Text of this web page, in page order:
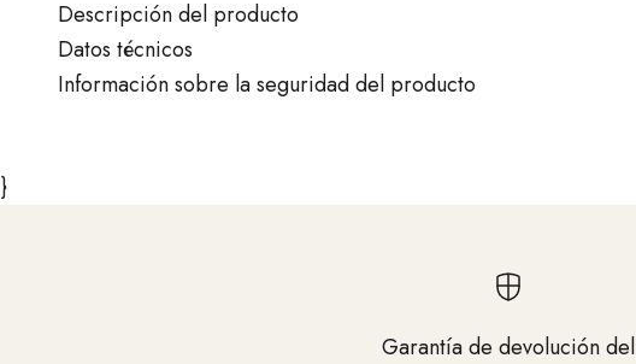
Descripción del producto
Datos técnicos
Información sobre la seguridad del producto
}
Garantía de devolución del